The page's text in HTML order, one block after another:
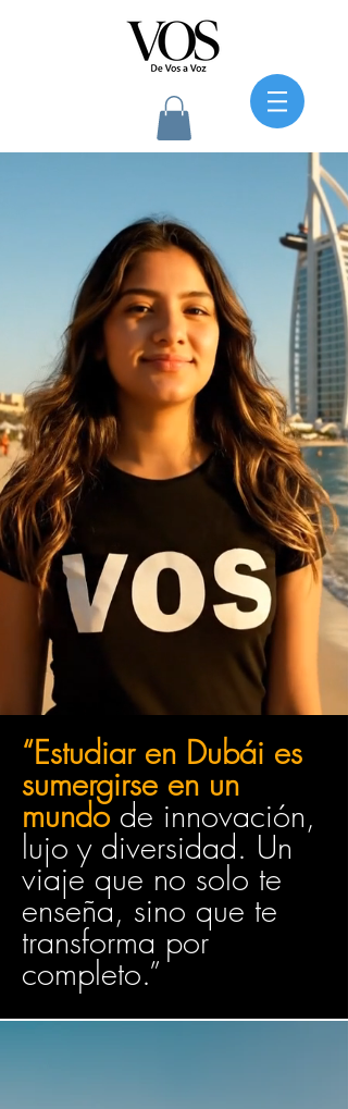
“Estudiar en Dubái es
sumergirse en un
mundo de innovación,
lujo y diversidad. Un
viaje que no solo te
enseña, sino que te
transforma por
completo.”